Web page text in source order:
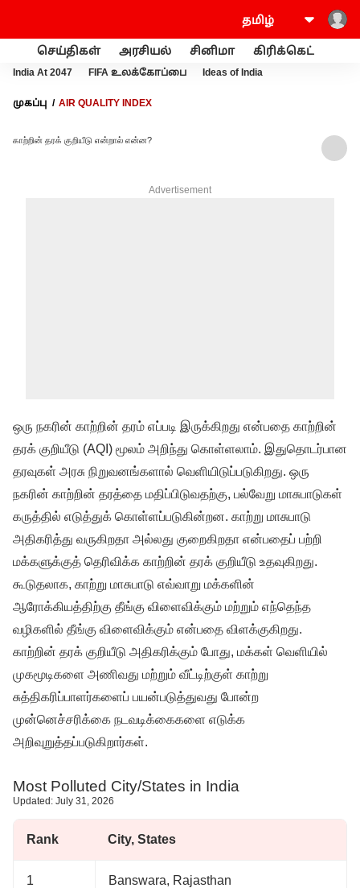
செய்திகள் அரசியல் சினிமா கிரிக்கெட்
India At 2047 FIFA உலக்கோப்பை Ideas of India
முகப்பு AIR QUALITY INDEX
காற்றின் தரக் குறியீடு என்றால் என்ன?
Advertisement
ஒரு நகரின் காற்றின் தரம் எப்படி இருக்கிறது என்பதை காற்றின்
தரக் குறியீடு (AQI) மூலம் அறிந்து கொள்ளலாம். இதுதொடர்பான
தரவுகள் அரசு நிறுவனங்களால் வெளியிடுப்படுகிறது. ஒரு
நகரின் காற்றின் தரத்தை மதிப்பிடுவதற்கு, பல்வேறு மாசுபாடுகள்
கருத்தில் எடுத்துக் கொள்ளப்படுகின்றன. காற்று மாசுபாடு
அதிகரித்து வருகிறதா அல்லது குறைகிறதா என்பதைப் பற்றி
மக்களுக்குத் தெரிவிக்க காற்றின் தரக் குறியீடு உதவுகிறது.
கூடுதலாக, காற்று மாசுபாடு எவ்வாறு மக்களின்
ஆரோக்கியத்திற்கு தீங்கு விளைவிக்கும் மற்றும் எந்தெந்த
வழிகளில் தீங்கு விளைவிக்கும் என்பதை விளக்குகிறது.
காற்றின் தரக் குறியீடு அதிகரிக்கும் போது, ​​மக்கள் வெளியில்
முகமூடிகளை அணிவது மற்றும் வீட்டிற்குள் காற்று
சுத்திகரிப்பாளர்களைப் பயன்படுத்துவது போன்ற
முன்னெச்சரிக்கை நடவடிக்கைகளை எடுக்க
அறிவுறுத்தப்படுகிறார்கள்.
Most Polluted City/States in India
Updated: July 31, 2026
Rank City, States
1 Banswara, Rajasthan